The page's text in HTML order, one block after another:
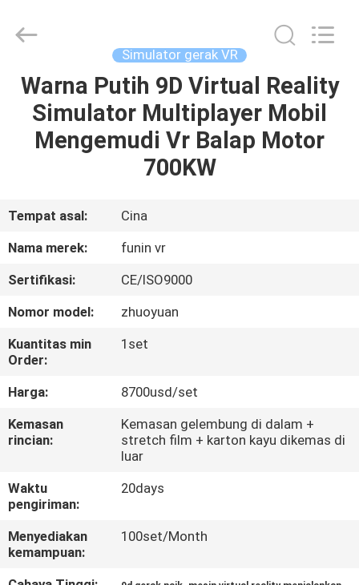
RUMAH
PRODUK
VR
KAMI
TUR
PABRIK
KONTROL
KUALITAS
HUBUNGI
KAMI
Co.,Ltd.
Simulator gerak VR
Warna Putih 9D Virtual Reality
Simulator Multiplayer Mobil
Mengemudi Vr Balap Motor
700KW
Tempat asal:
Cina
Nama merek:
funin vr
Sertifikasi:
CE/ISO9000
Nomor model:
zhuoyuan
Kuantitas min
Order:
1set
Harga:
8700usd/set
Kemasan
rincian:
Kemasan gelembung di dalam +
stretch film + karton kayu dikemas di
luar
Waktu
pengiriman:
20days
Menyediakan
kemampuan:
100set/Month